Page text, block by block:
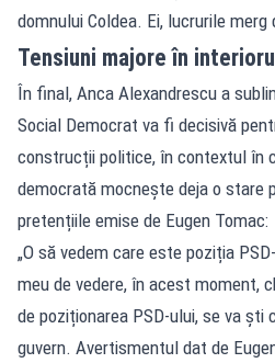
domnului Coldea. Ei, lucrurile
Tensiuni majore în
În final, Anca Alexandrescu a
Social Democrat va fi decisivă
construcții politice, în contextul în
democrată mocnește deja o stare
pretențiile emise de Eugen Tomac:
„O să vedem care este poziția
meu de vedere, în acest moment,
de poziționarea PSD-ului, se va
guvern. Avertismentul dat de